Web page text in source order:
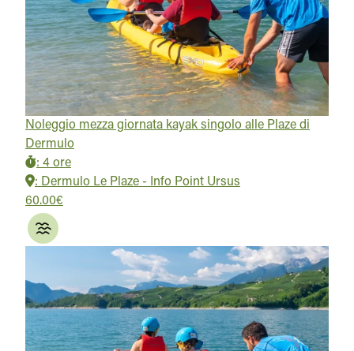
Noleggio mezza giornata kayak singolo alle Plaze di
Dermulo
: 4 ore
: Dermulo Le Plaze - Info Point Ursus
60.00€